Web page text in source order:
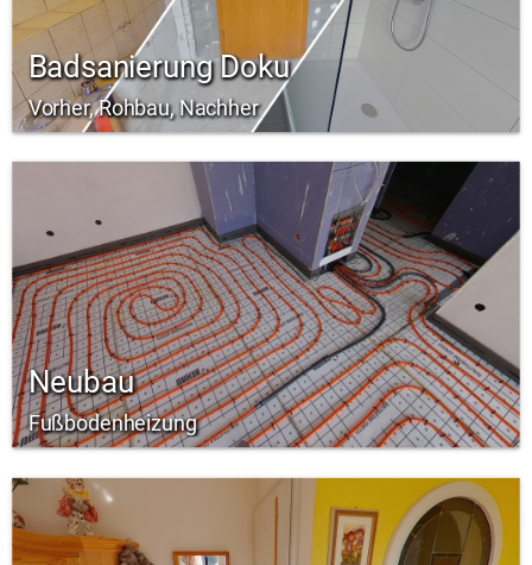
Badsanierung Doku
Vorher, Rohbau, Nachher
Neubau
Fußbodenheizung